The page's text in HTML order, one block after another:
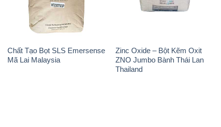
Chất Tạo Bọt SLS Emersense
Mã Lai Malaysia
Zinc Oxide – Bột Kẽm Oxit
ZNO Jumbo Bành Thái Lan
Thailand